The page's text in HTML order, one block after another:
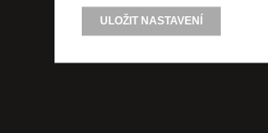
ULOŽIT NASTAVENÍ